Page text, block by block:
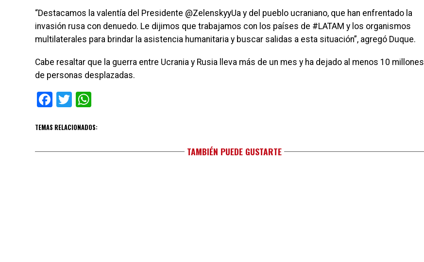
“Destacamos la valentía del Presidente @ZelenskyyUa y del pueblo ucraniano, que han enfrentado la
invasión rusa con denuedo. Le dijimos que trabajamos con los países de #LATAM y los organismos
multilaterales para brindar la asistencia humanitaria y buscar salidas a esta situación”, agregó Duque.
Cabe resaltar que la guerra entre Ucrania y Rusia lleva más de un mes y ha dejado al menos 10 millones
de personas desplazadas.
Facebook
Twitter
TEMAS RELACIONADOS:
TAMBIÉN PUEDE GUSTARTE